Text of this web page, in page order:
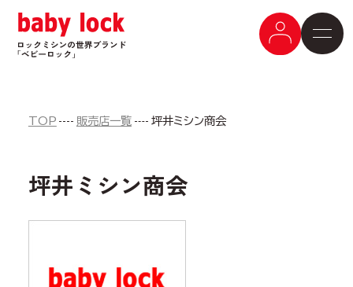
TOP 販売店一覧 坪井ミシン商会
坪井ミシン商会